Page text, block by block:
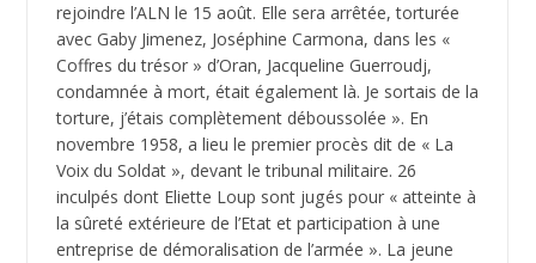
rejoindre l’ALN le 15 août. Elle sera arrêtée, torturée
avec Gaby Jimenez, Joséphine Carmona, dans les «
Coffres du trésor » d’Oran, Jacqueline Guerroudj,
condamnée à mort, était également là. Je sortais de la
torture, j’étais complètement déboussolée ». En
novembre 1958, a lieu le premier procès dit de « La
Voix du Soldat », devant le tribunal militaire. 26
inculpés dont Eliette Loup sont jugés pour « atteinte à
la sûreté extérieure de l’Etat et participation à une
entreprise de démoralisation de l’armée ». La jeune